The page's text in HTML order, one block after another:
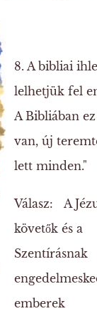
8. A bibliai
lelhetjük fel
A Bibliában
van, új
lett minden."
Válasz: A
követők és a
Szentírásnak
emberek